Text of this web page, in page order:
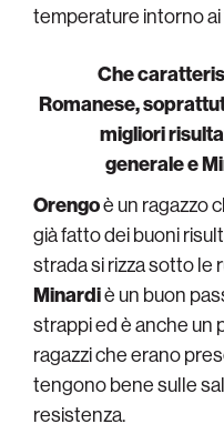
temperature intorno ai
Che
Romanese,
migliori
generale e
Orengoè un ragazzo
già fatto dei buoni
strada si rizza sotto le
Minardiè un buon
strappi ed è anche un
ragazzi che erano
tengono bene sulle
resistenza.